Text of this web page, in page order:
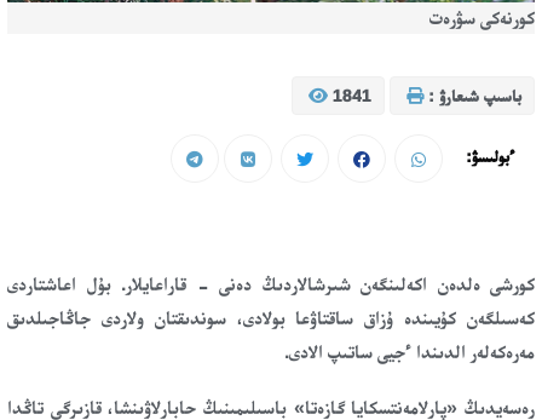
كورنەكى سۋرەت
باسىپ شىعارۋ : 1841
ءبولىسۋ:
كورشى ەلدەن اكەلىنگەن شىرشالاردىڭ دەنى - قاراعايلار. بۇل اعاشتاردى
كەسىلگەن كۇيىندە ۇزاق ساقتاۋعا بولادى، سوندىقتان ولاردى جاڭاجىلدىق
مەرەكەلەر الدىندا ءجيى ساتىپ الادى.
رەسەيدىڭ «پارلامەنتسكايا گازەتا» باسىلىمىنىڭ حابارلاۋىنشا، قازىرگى تاڭدا